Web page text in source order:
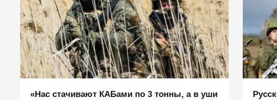
«Нас стачивают КАБами по 3 тонны, а в уши